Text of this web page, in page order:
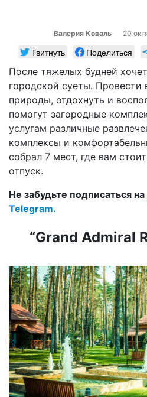
Валерия Коваль 20
Твитнуть Поделиться
После тяжелых будней
городской суеты.
природы, отдохнуть и
помогут загородные
услугам различные
комплексы и
собрал 7 мест, где вам
отпуск.
Не забудьте подписаться на
Telegram.
“Grand Admiral